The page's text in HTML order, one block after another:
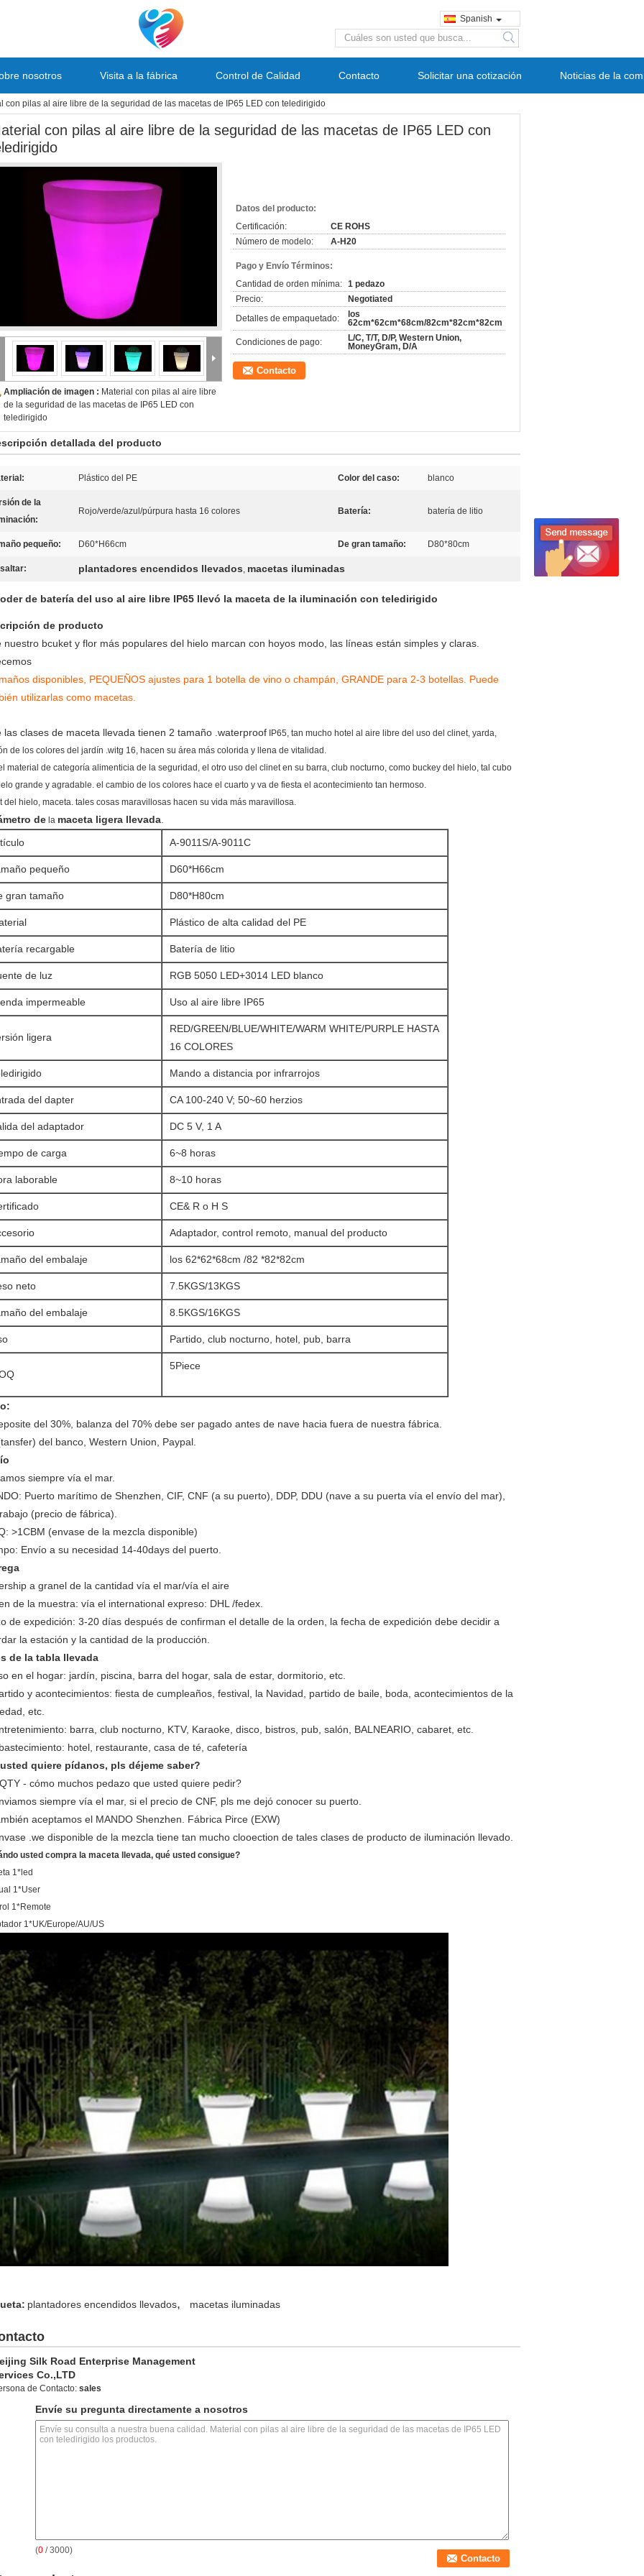
Spanish
search
nosotros Visita a la fábrica Control de Calidad Contacto Solicitar una cotización Noticias de la
con pilas al aire libre de la seguridad de las macetas de IP65 LED con teledirigido
con pilas al aire libre de la seguridad de las macetas de IP65 LED con
Ampliación de imagen : Material con pilas al aire libre
de la seguridad de las macetas de IP65 LED con
teledirigido
Datos del producto:
Certificación:
CE ROHS
Número de modelo:
A-H20
Pago y Envío Términos:
Cantidad de orden mínima: 1 pedazo
Precio:
Negotiated
Detalles de empaquetado:
los
62cm*62cm*68cm/82cm*82cm*82cm
Condiciones de pago:
L/C, T/T, D/P, Western Union,
MoneyGram, D/A
Contacto
detallada del producto
Plástico del PE Color del caso: blanco
de la
Rojo/verde/azul/púrpura hasta 16 colores Batería: batería de litio
pequeño: D60*H66cm De gran tamaño: D80*80cm
plantadores encendidos llevados, macetas iluminadas
de batería del uso al aire libre IP65 llevó la maceta de la iluminación con teledirigido
de producto
nuestro bcuket y flor más populares del hielo marcan con hoyos modo, las líneas están simples y claras.
disponibles, PEQUEÑOS ajustes para 1 botella de vino o champán, GRANDE para 2-3 botellas. Puede
utilizarlas como macetas.
las clases de maceta llevada tienen 2 tamaño .waterproof IP65, tan mucho hotel al aire libre del uso del clinet, yarda,
de los colores del jardín .witg 16, hacen su área más colorida y llena de vitalidad.
material de categoría alimenticia de la seguridad, el otro uso del clinet en su barra, club nocturno, como buckey del hielo, tal cubo
grande y agradable. el cambio de los colores hace el cuarto y va de fiesta el acontecimiento tan hermoso.
del hielo, maceta. tales cosas maravillosas hacen su vida más maravillosa.
de la maceta ligera llevada
A-9011S/A-9011C
pequeño D60*H66cm
gran tamaño D80*H80cm
Plástico de alta calidad del PE
recargable Batería de litio
de luz RGB 5050 LED+3014 LED blanco
impermeable Uso al aire libre IP65
ligera
RED/GREEN/BLUE/WHITE/WARM WHITE/PURPLE HASTA
16 COLORES
Mando a distancia por infrarrojos
del dapter CA 100-240 V; 50~60 herzios
del adaptador DC 5 V, 1 A
de carga 6~8 horas
laborable 8~10 horas
CE& R o H S
Adaptador, control remoto, manual del producto
del embalaje los 62*62*68cm /82 *82*82cm
neto 7.5KGS/13KGS
del embalaje 8.5KGS/16KGS
Partido, club nocturno, hotel, pub, barra
5Piece
del 30%, balanza del 70% debe ser pagado antes de nave hacia fuera de nuestra fábrica.
del banco, Western Union, Paypal.
siempre vía el mar.
Puerto marítimo de Shenzhen, CIF, CNF (a su puerto), DDP, DDU (nave a su puerta vía el envío del mar),
(precio de fábrica).
>1CBM (envase de la mezcla disponible)
Envío a su necesidad 14-40days del puerto.
a granel de la cantidad vía el mar/vía el aire
de la muestra: vía el international expreso: DHL /fedex.
de expedición: 3-20 días después de confirman el detalle de la orden, la fecha de expedición debe decidir a
la estación y la cantidad de la producción.
de la tabla llevada
en el hogar: jardín, piscina, barra del hogar, sala de estar, dormitorio, etc.
y acontecimientos: fiesta de cumpleaños, festival, la Navidad, partido de baile, boda, acontecimientos de la
etc.
barra, club nocturno, KTV, Karaoke, disco, bistros, pub, salón, BALNEARIO, cabaret, etc.
hotel, restaurante, casa de té, cafetería
quiere pídanos, pls déjeme saber?
- cómo muchos pedazo que usted quiere pedir?
siempre vía el mar, si el precio de CNF, pls me dejó conocer su puerto.
aceptamos el MANDO Shenzhen. Fábrica Pirce (EXW)
.we disponible de la mezcla tiene tan mucho clooection de tales clases de producto de iluminación llevado.
usted compra la maceta llevada, qué usted consigue?
1*led
1*User
1*Remote
1*UK/Europe/AU/US
plantadores encendidos llevados, macetas iluminadas
Silk Road Enterprise Management
Co.,LTD
de Contacto: sales
Envíe su pregunta directamente a nosotros
(0 / 3000)